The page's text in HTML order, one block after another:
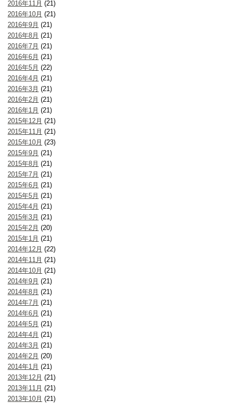
2016年11月 (21)
2016年10月 (21)
2016年9月 (21)
2016年8月 (21)
2016年7月 (21)
2016年6月 (21)
2016年5月 (22)
2016年4月 (21)
2016年3月 (21)
2016年2月 (21)
2016年1月 (21)
2015年12月 (21)
2015年11月 (21)
2015年10月 (23)
2015年9月 (21)
2015年8月 (21)
2015年7月 (21)
2015年6月 (21)
2015年5月 (21)
2015年4月 (21)
2015年3月 (21)
2015年2月 (20)
2015年1月 (21)
2014年12月 (22)
2014年11月 (21)
2014年10月 (21)
2014年9月 (21)
2014年8月 (21)
2014年7月 (21)
2014年6月 (21)
2014年5月 (21)
2014年4月 (21)
2014年3月 (21)
2014年2月 (20)
2014年1月 (21)
2013年12月 (21)
2013年11月 (21)
2013年10月 (21)